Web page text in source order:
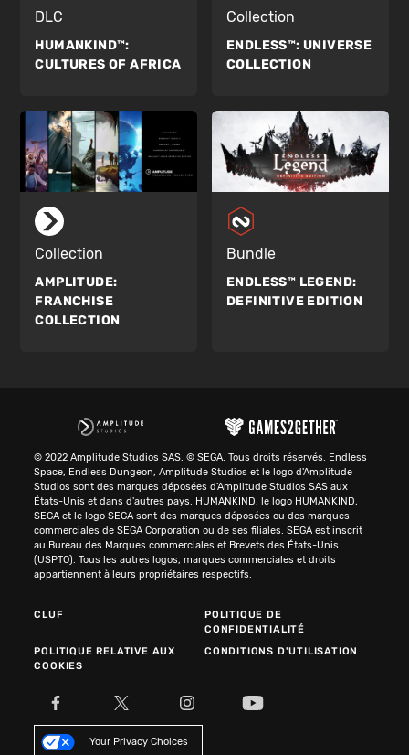
DLC
HUMANKIND™:
CULTURES OF AFRICA
Collection
ENDLESS™: UNIVERSE
COLLECTION
Collection
AMPLITUDE:
FRANCHISE
COLLECTION
Bundle
ENDLESS™ LEGEND:
DEFINITIVE EDITION
© 2022 Amplitude Studios SAS. © SEGA. Tous droits réservés. Endless
Space, Endless Dungeon, Amplitude Studios et le logo d'Amplitude
Studios sont des marques déposées d'Amplitude Studios SAS aux
États-Unis et dans d'autres pays. HUMANKIND, le logo HUMANKIND,
SEGA et le logo SEGA sont des marques déposées ou des marques
commerciales de SEGA Corporation ou de ses filiales. SEGA est inscrit
au Bureau des Marques commerciales et Brevets des États-Unis
(USPTO). Tous les autres logos, marques commerciales et droits
appartiennent à leurs propriétaires respectifs.
CLUF
POLITIQUE DE
CONFIDENTIALITÉ
POLITIQUE RELATIVE AUX
COOKIES
CONDITIONS D'UTILISATION
Your Privacy Choices